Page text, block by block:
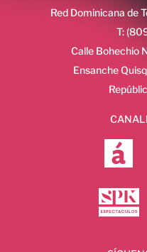
Red Dominicana de
T:
Calle Bohechio
Ensanche